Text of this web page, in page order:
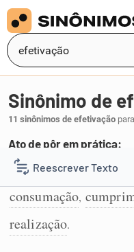
Reescrever Texto
Resumir Texto
Sinônimo de
11 sinônimos de efetivação
Ato de pôr em prática:
1 concretização,
consumação,
realização.